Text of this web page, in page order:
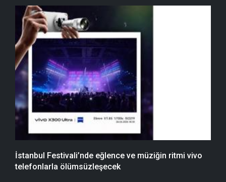
İstanbul Festivali’nde eğlence ve müziğin ritmi vivo
telefonlarla ölümsüzleşecek